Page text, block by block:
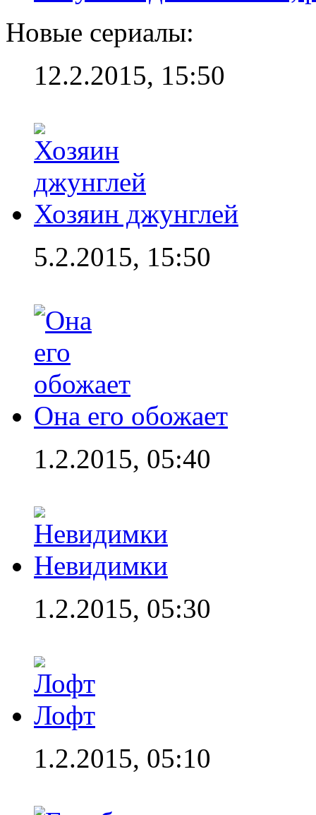
Новые сериалы:
12.2.2015, 15:50
Хозяин джунглей
5.2.2015, 15:50
Она его обожает
1.2.2015, 05:40
Невидимки
1.2.2015, 05:30
Лофт
1.2.2015, 05:10